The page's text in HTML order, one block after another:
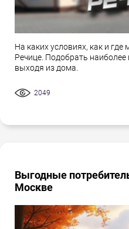
На каких условиях, как и где
Речице. Подобрать
выходя из дома.
2049
Выгодные
Москве